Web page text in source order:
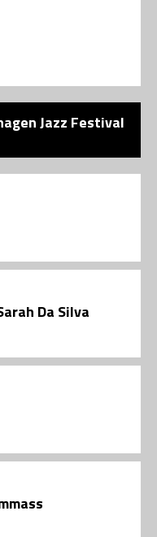
Jazz Festival
Da Silva